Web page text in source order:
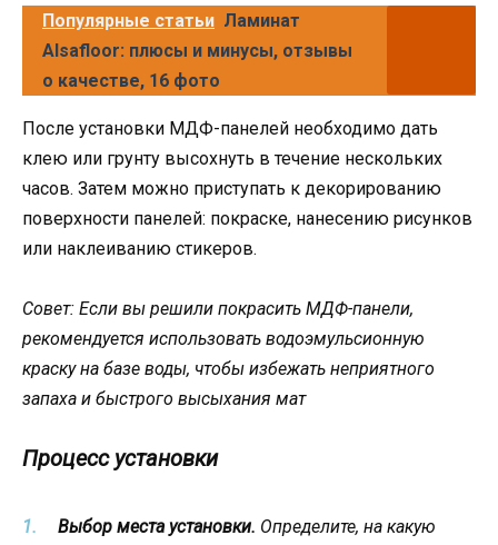
Популярные статьи Ламинат
Alsafloor: плюсы и минусы, отзывы
о качестве, 16 фото
После установки МДФ-панелей необходимо дать
клею или грунту высохнуть в течение нескольких
часов. Затем можно приступать к декорированию
поверхности панелей: покраске, нанесению рисунков
или наклеиванию стикеров.
Совет: Если вы решили покрасить МДФ-панели,
рекомендуется использовать водоэмульсионную
краску на базе воды, чтобы избежать неприятного
запаха и быстрого высыхания мат
Процесс установки
Выбор места установки. Определите, на какую